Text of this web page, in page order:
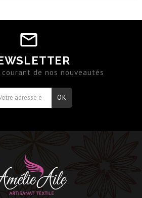
de nos nouveautés